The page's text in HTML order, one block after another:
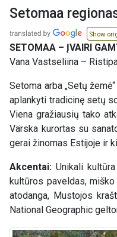
Setomaa
Show
SETOMAA – ĮVAIRI
Vana Vastseliina –
Setoma arba „Setų
aplankyti tradicinę setų
Viena gražiausių tako
Värska kurortas su
gerai žinomas Estijoje ir
Akcentai: Unikali
kultūros paveldas,
atodanga, Mustojos
National Geographic